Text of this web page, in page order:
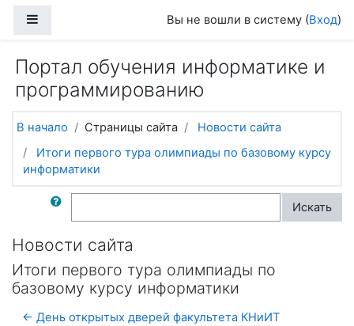
Вы не вошли в систему (Вход)
Портал обучения информатике и
программированию
В начало Страницы сайта
Новости сайта
Итоги первого тура олимпиады по базовому курсу
информатики
Поиск по форумам Искать
Новости сайта
Итоги первого тура олимпиады по
базовому курсу информатики
← День открытых дверей факультета КНиИТ